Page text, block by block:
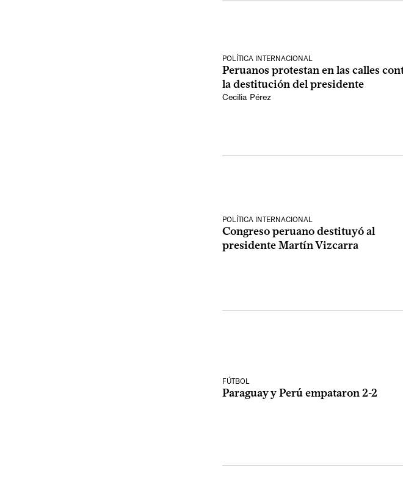
POLÍTICA INTERNACIONAL
Peruanos protestan en las calles
la destitución del presidente
Cecilia Pérez
POLÍTICA INTERNACIONAL
Congreso peruano destituyó al
presidente Martín Vizcarra
FÚTBOL
Paraguay y Perú empataron 2-2